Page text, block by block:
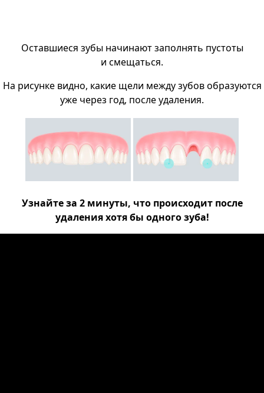
Оставшиеся зубы начинают заполнять пустоты
и смещаться.
На рисунке видно, какие щели между зубов образуются
уже через год, после удаления.
Узнайте за 2 минуты, что происходит после
удаления хотя бы одного зуба!